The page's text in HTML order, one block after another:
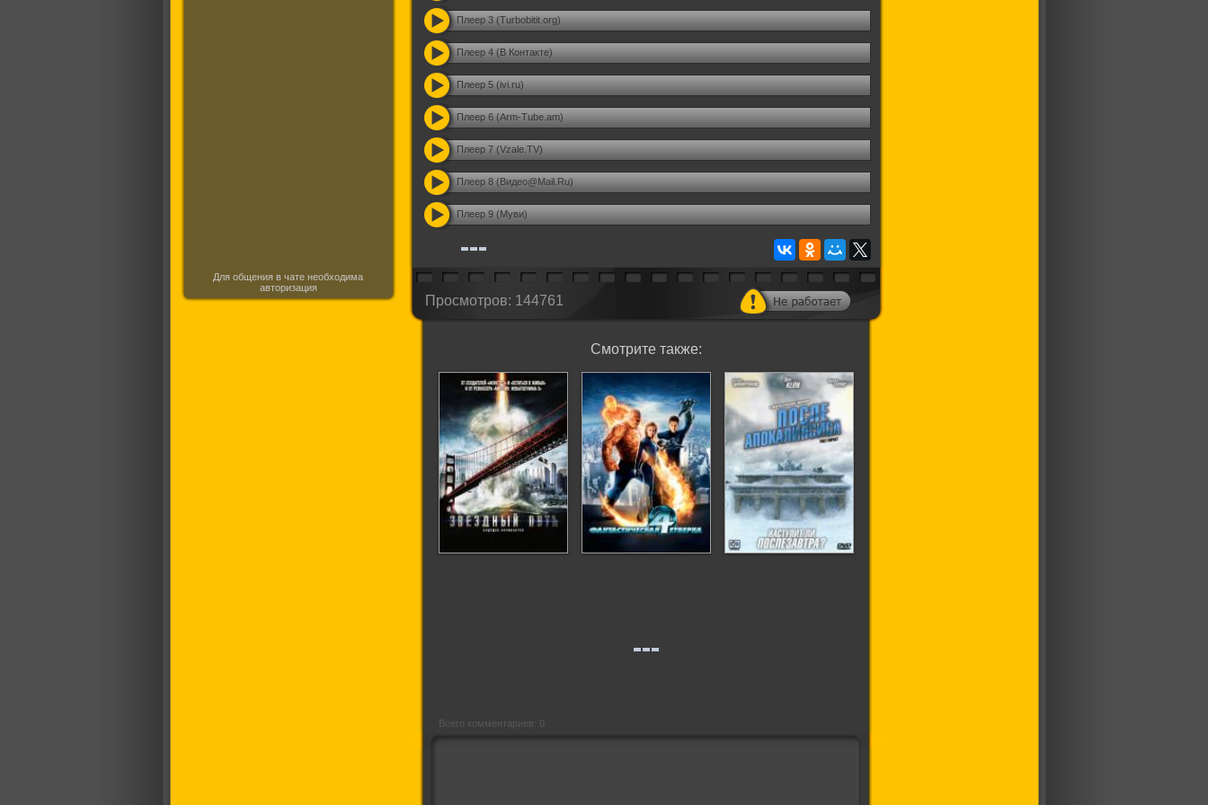
Для общения в чате необходима
авторизация
Плеер 3 (Turbobitit.org)
Плеер 4 (В Контакте)
Плеер 5 (ivi.ru)
Плеер 6 (Arm-Tube.am)
Плеер 7 (Vzale.TV)
Плеер 8 (Видео@Mail.Ru)
Плеер 9 (Муви)
Просмотров: 144761
Смотрите также:
Всего комментариев: 0